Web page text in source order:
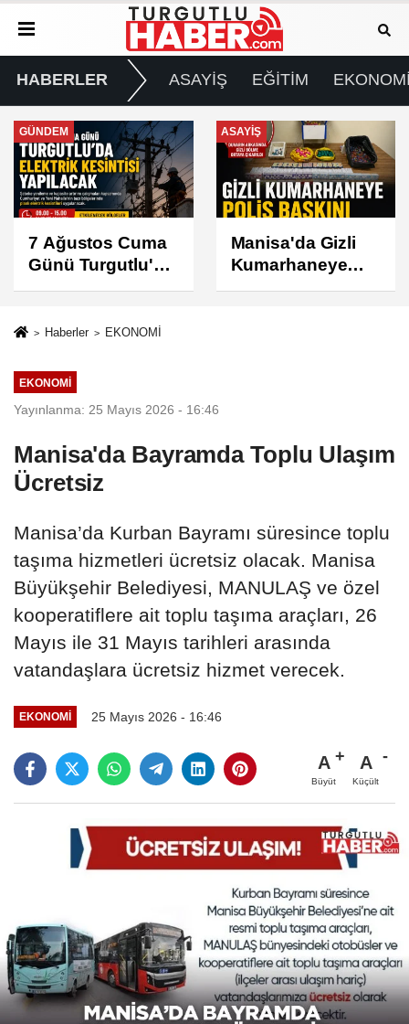
HABERLER ASAYİŞ EĞİTİM
ASAYİŞ
Manisa'da Gizli
Kumarhaneye
Polis Baskını
SPOR
Turgutlu
Belediyespor'un
Fikstürü Belli
Haberler EKONOMİ
EKONOMİ
Yayınlanma: 25 Mayıs 2026 - 16:46
Manisa'da Bayramda Toplu Ulaşım
Ücretsiz
Manisa’da Kurban Bayramı süresince toplu
taşıma hizmetleri ücretsiz olacak. Manisa
Büyükşehir Belediyesi, MANULAŞ ve özel
kooperatiflere ait toplu taşıma araçları, 26
Mayıs ile 31 Mayıs tarihleri arasında
vatandaşlara ücretsiz hizmet verecek.
EKONOMİ 25 Mayıs 2026 - 16:46
A
Büyüt
A
Küçült